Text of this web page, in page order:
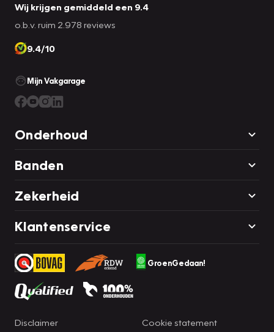
Wij krijgen gemiddeld een 9.4
o.b.v. ruim 2.978 reviews
9.4/10
Mijn Vakgarage
Onderhoud
Banden
Zekerheid
Klantenservice
GroenGedaan!
Disclaimer Cookie statement